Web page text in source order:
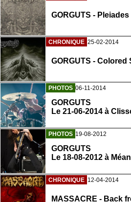
GORGUTS -
CHRONIQUE 25-02-2014
GORGUTS - Colored
PHOTOS 06-11-2014
GORGUTS
Le 21-06-2014 à
PHOTOS 19-08-2012
GORGUTS
Le 18-08-2012 à Méan
CHRONIQUE 12-04-2014
MASSACRE - Back